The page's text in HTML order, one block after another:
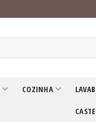
COZINHA